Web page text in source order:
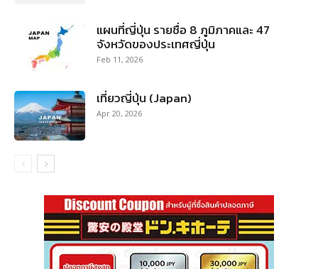
แผนที่ญี่ปุ่น รายชื่อ 8 ภูมิภาคและ 47
จังหวัดของประเทศญี่ปุ่น
Feb 11, 2026
เที่ยวญี่ปุ่น (Japan)
Apr 20, 2026